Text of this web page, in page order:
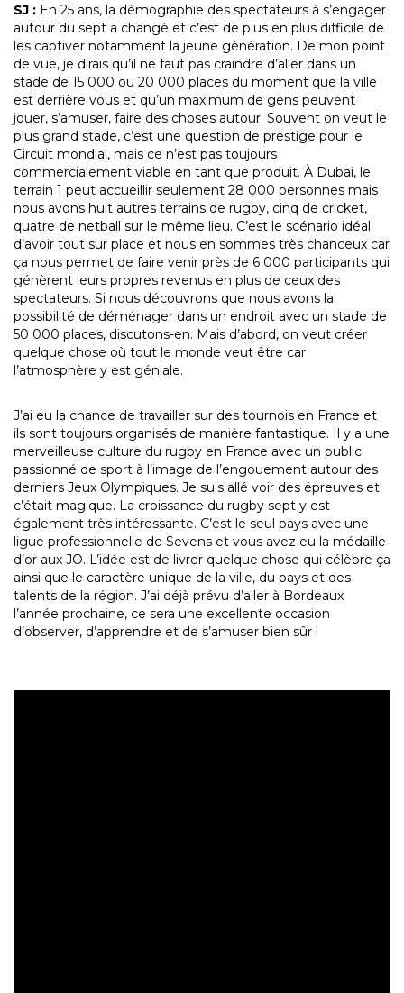
SJ : En 25 ans, la démographie des spectateurs à s’engager
autour du sept a changé et c’est de plus en plus difficile de
les captiver notamment la jeune génération. De mon point
de vue, je dirais qu’il ne faut pas craindre d’aller dans un
stade de 15 000 ou 20 000 places du moment que la ville
est derrière vous et qu’un maximum de gens peuvent
jouer, s’amuser, faire des choses autour. Souvent on veut le
plus grand stade, c’est une question de prestige pour le
Circuit mondial, mais ce n’est pas toujours
commercialement viable en tant que produit. À Dubai, le
terrain 1 peut accueillir seulement 28 000 personnes mais
nous avons huit autres terrains de rugby, cinq de cricket,
quatre de netball sur le même lieu. C’est le scénario idéal
d’avoir tout sur place et nous en sommes très chanceux car
ça nous permet de faire venir près de 6 000 participants qui
génèrent leurs propres revenus en plus de ceux des
spectateurs. Si nous découvrons que nous avons la
possibilité de déménager dans un endroit avec un stade de
50 000 places, discutons-en. Mais d’abord, on veut créer
quelque chose où tout le monde veut être car
l’atmosphère y est géniale.
J’ai eu la chance de travailler sur des tournois en France et
ils sont toujours organisés de manière fantastique. Il y a une
merveilleuse culture du rugby en France avec un public
passionné de sport à l’image de l’engouement autour des
derniers Jeux Olympiques. Je suis allé voir des épreuves et
c’était magique. La croissance du rugby sept y est
également très intéressante. C’est le seul pays avec une
ligue professionnelle de Sevens et vous avez eu la médaille
d’or aux JO. L’idée est de livrer quelque chose qui célèbre ça
ainsi que le caractère unique de la ville, du pays et des
talents de la région. J’ai déjà prévu d’aller à Bordeaux
l’année prochaine, ce sera une excellente occasion
d’observer, d’apprendre et de s’amuser bien sûr !